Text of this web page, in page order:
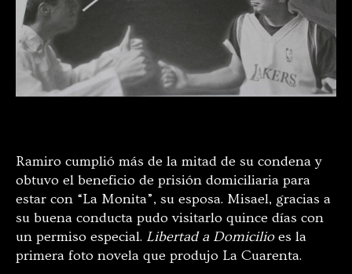
Ramiro cumplió más de la mitad de su condena y
obtuvo el beneficio de prisión domiciliaria para
estar con “La Monita”, su esposa. Misael, gracias a
su buena conducta pudo visitarlo quince días con
un permiso especial. Libertad a Domicilioes la
primera foto novela que produjo La Cuarenta.